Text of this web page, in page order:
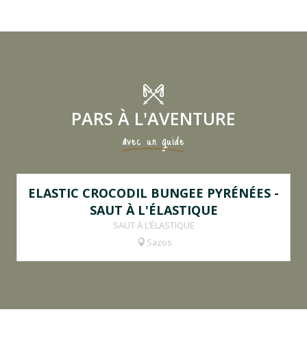
PARS À L'AVENTURE
avec un guide
ELASTIC CROCODIL BUNGEE PYRÉNÉES -
SAUT À L'ÉLASTIQUE
SAUT À L’ÉLASTIQUE
Sazos